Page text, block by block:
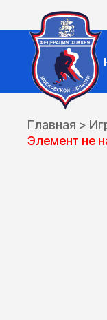
Главная >
Элемент не